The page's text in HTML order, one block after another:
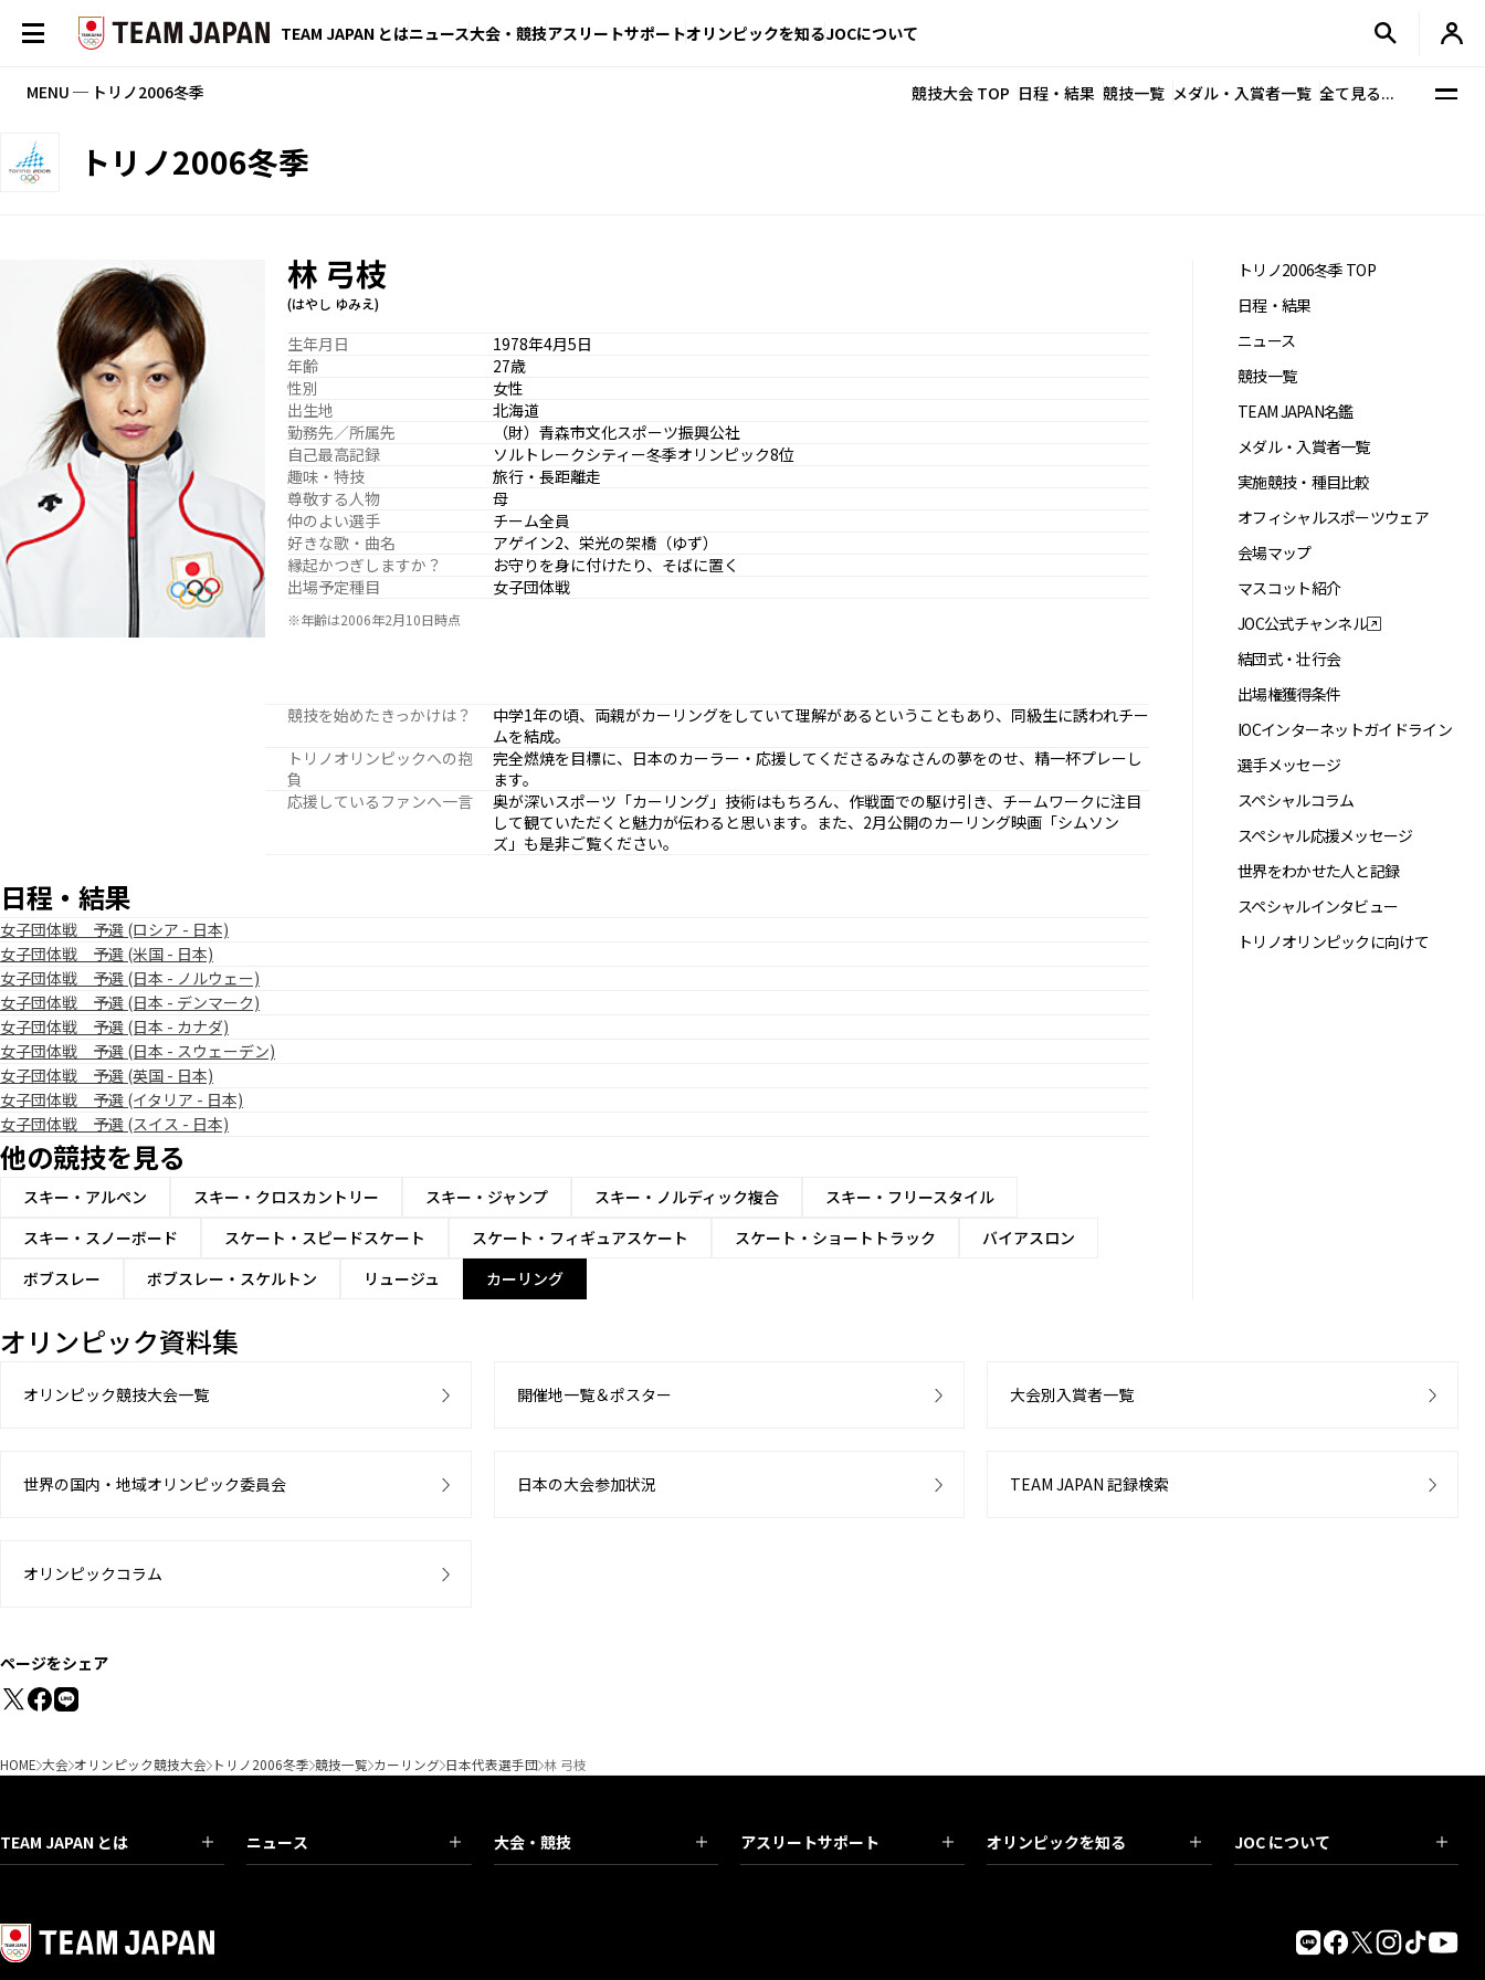
TEAM JAPAN とはニュース大会・競技アスリートサポートオリンピックを知るJOCについて
MENU ─ トリノ2006冬季 競技大会 TOP 日程・結果 競技一覧 メダル・入賞者一覧 全て見る...
トリノ2006冬季
林 弓枝
(はやし ゆみえ)
生年月日
1978年4月5日
年齢
27歳
性別
女性
出生地
北海道
勤務先／所属先
（財）青森市文化スポーツ振興公社
自己最高記録
ソルトレークシティー冬季オリンピック8位
趣味・特技
旅行・長距離走
尊敬する人物
母
仲のよい選手
チーム全員
好きな歌・曲名
アゲイン2、栄光の架橋（ゆず）
縁起かつぎしますか？
お守りを身に付けたり、そばに置く
出場予定種目
女子団体戦
※年齢は2006年2月10日時点
競技を始めたきっかけは？
中学1年の頃、両親がカーリングをしていて理解があるということもあり、同級生に誘われチー
ムを結成。
トリノオリンピックへの抱
負
完全燃焼を目標に、日本のカーラー・応援してくださるみなさんの夢をのせ、精一杯プレーし
ます。
応援しているファンへ一言
奥が深いスポーツ「カーリング」技術はもちろん、作戦面での駆け引き、チームワークに注目
して観ていただくと魅力が伝わると思います。また、2月公開のカーリング映画「シムソン
ズ」も是非ご覧ください。
日程・結果
女子団体戦 予選 (ロシア - 日本)
女子団体戦 予選 (米国 - 日本)
女子団体戦 予選 (日本 - ノルウェー)
女子団体戦 予選 (日本 - デンマーク)
女子団体戦 予選 (日本 - カナダ)
女子団体戦 予選 (日本 - スウェーデン)
女子団体戦 予選 (英国 - 日本)
女子団体戦 予選 (イタリア - 日本)
女子団体戦 予選 (スイス - 日本)
他の競技を見る
スキー・アルペン スキー・クロスカントリー スキー・ジャンプ スキー・ノルディック複合
スキー・フリースタイル
スキー・スノーボード
スケート・スピードスケート スケート・フィギュアスケート スケート・ショートトラック
バイアスロン
ボブスレー
ボブスレー・スケルトン リュージュ カーリング
トリノ2006冬季 TOP
日程・結果
ニュース
競技一覧
TEAM JAPAN名鑑
メダル・入賞者一覧
実施競技・種目比較
オフィシャルスポーツウェア
会場マップ
マスコット紹介
JOC公式チャンネル
結団式・壮行会
出場権獲得条件
IOCインターネットガイドライン
選手メッセージ
スペシャルコラム
スペシャル応援メッセージ
世界をわかせた人と記録
スペシャルインタビュー
トリノオリンピックに向けて
オリンピック資料集
オリンピック競技大会一覧 開催地一覧＆ポスター 大会別入賞者一覧
世界の国内・地域オリンピック委員会 日本の大会参加状況 TEAM JAPAN 記録検索
オリンピックコラム
ページをシェア
HOME 大会 オリンピック競技大会 トリノ2006冬季 競技一覧 カーリング 日本代表選手団 林 弓枝
TEAM JAPAN とは ニュース 大会・競技 アスリートサポート オリンピックを知る JOC について